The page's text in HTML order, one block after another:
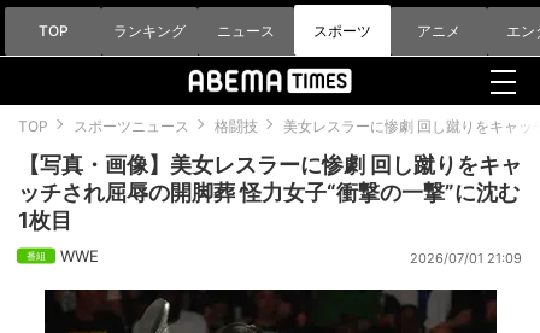
TOP ランキング ニュース スポーツ アニメ エン
TOP スポーツニュース 格闘技 美女レスラーに惨劇 回し蹴りをキャ
【写真・画像】美女レスラーに惨劇 回し蹴りをキャ
ッチされ屈辱の開脚葬 怪力女子“衝撃の一撃”に沈む
1枚目
WWE 2026/07/01 21:09